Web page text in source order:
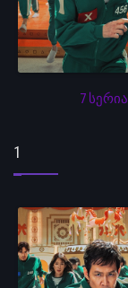
7 სერია
1